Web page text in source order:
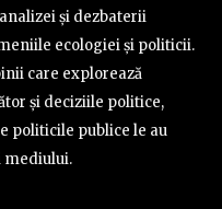
și dezbaterii
ecologiei și politicii.
care explorează
și deciziile politice,
politicile publice le au
mediului.